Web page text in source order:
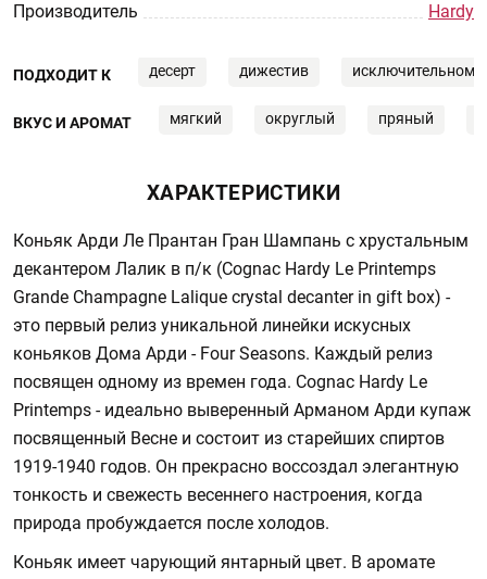
Производитель Hardy
ПОДХОДИТ К десерт дижестив исключительному
ВКУС И АРОМАТ мягкий округлый пряный
ХАРАКТЕРИСТИКИ
Коньяк Арди Лe Прантан Гран Шампань с хрустальным
декантером Лалик в п/к (Cognac Hardy Le Printemps
Grande Champagne Lalique crystal decanter in gift box) -
это первый релиз уникальной линейки искусных
коньяков Дома Арди - Four Seasons. Каждый релиз
посвящен одному из времен года. Cognac Hardy Le
Printemps - идеально выверенный Арманом Арди купаж
посвященный Весне и состоит из старейших спиртов
1919-1940 годов. Он прекрасно воссоздал элегантную
тонкость и свежесть весеннего настроения, когда
природа пробуждается после холодов.
Коньяк имеет чарующий янтарный цвет. В аромате